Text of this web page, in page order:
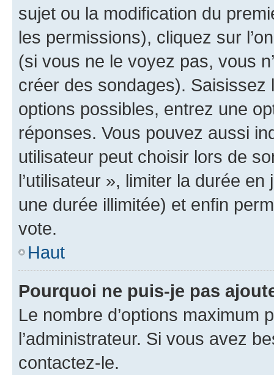
sujet ou la modification du
les permissions), cliquez sur
(si vous ne le voyez pas, vous
créer des sondages).
options possibles, entrez une
réponses. Vous pouvez aussi
utilisateur peut choisir lors de
l’utilisateur », limiter la durée
une durée illimitée) et enfin
vote.
Haut
Pourquoi ne puis-je pas
Le nombre d’options maximum
l’administrateur. Si vous avez
contactez-le.